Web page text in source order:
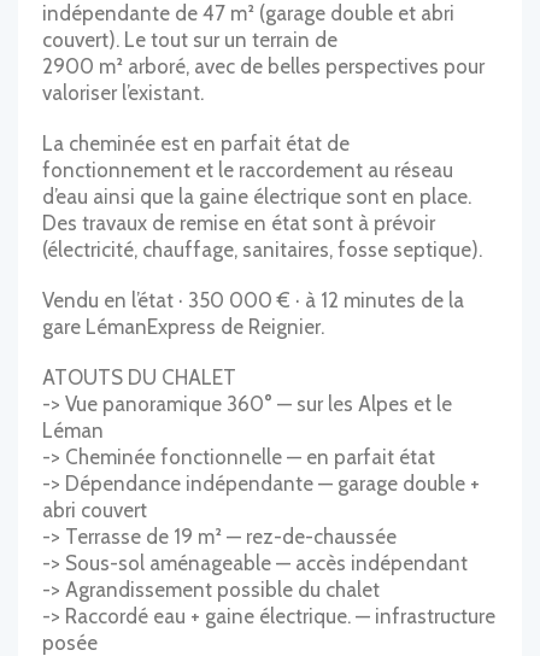
indépendante de 47 m² (garage double et abri
couvert). Le tout sur un terrain de
2900 m² arboré, avec de belles perspectives pour
valoriser l’existant.
La cheminée est en parfait état de
fonctionnement et le raccordement au réseau
d’eau ainsi que la gaine électrique sont en place.
Des travaux de remise en état sont à prévoir
(électricité, chauffage, sanitaires, fosse septique).
Vendu en l’état · 350 000 € · à 12 minutes de la
gare LémanExpress de Reignier.
ATOUTS DU CHALET
-> Vue panoramique 360° — sur les Alpes et le
Léman
-> Cheminée fonctionnelle — en parfait état
-> Dépendance indépendante — garage double +
abri couvert
-> Terrasse de 19 m² — rez-de-chaussée
-> Sous-sol aménageable — accès indépendant
-> Agrandissement possible du chalet
-> Raccordé eau + gaine électrique. — infrastructure
posée